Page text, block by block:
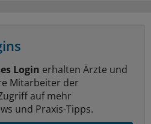
Login erhalten Ärzte und
Mitarbeiter der
auf mehr
und Praxis-Tipps.